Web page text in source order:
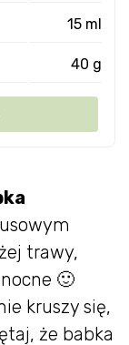
trawy,
🙂
kruszy się,
że babka
15 ml
40 g